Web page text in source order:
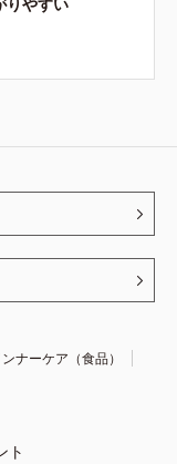
ナーケア（食品）
ト